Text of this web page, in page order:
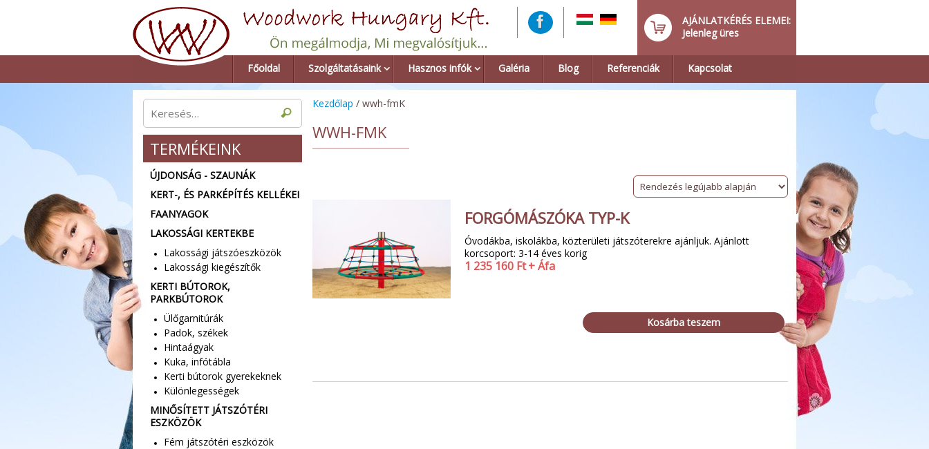
AJÁNLATKÉRÉS ELEMEI:
Jelenleg üres
Főoldal Szolgáltatásaink Hasznos infók Galéria Blog Referenciák Kapcsolat
Kezdőlap / wwh-fmK
WWH-FMK
FORGÓMÁSZÓKA TYP-K
Óvodákba, iskolákba, közterületi játszóterekre ajánljuk. Ajánlott
korcsoport: 3-14 éves korig
1 235 160 Ft+ Áfa
Kosárba teszem
TERMÉKEINK
ÚJDONSÁG - SZAUNÁK
KERT-, ÉS PARKÉPÍTÉS KELLÉKEI
FAANYAGOK
LAKOSSÁGI KERTEKBE
Lakossági játszóeszközök
Lakossági kiegészítők
KERTI BÚTOROK,
PARKBÚTOROK
Ülőgarnitúrák
Padok, székek
Hintaágyak
Kuka, infótábla
Kerti bútorok gyerekeknek
Különlegességek
MINŐSÍTETT JÁTSZÓTÉRI
ESZKÖZÖK
Fém játszótéri eszközök